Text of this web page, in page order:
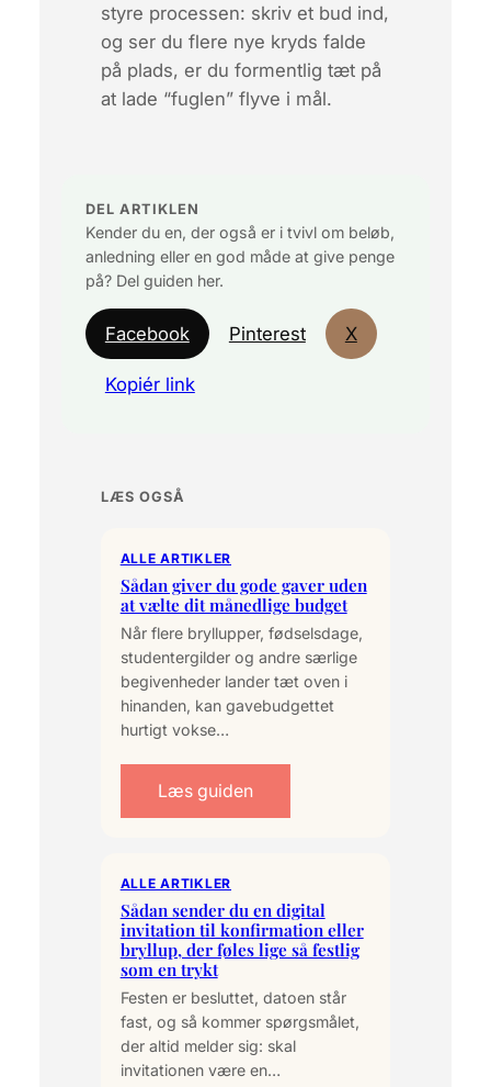
styre processen: skriv et bud ind,
og ser du flere nye kryds falde
på plads, er du formentlig tæt på
at lade “fuglen” flyve i mål.
DEL ARTIKLEN
Kender du en, der også er i tvivl om beløb,
anledning eller en god måde at give penge
på? Del guiden her.
Facebook Pinterest X
Kopiér link
LÆS OGSÅ
ALLE ARTIKLER
Sådan giver du gode gaver uden
at vælte dit månedlige budget
Når flere bryllupper, fødselsdage,
studentergilder og andre særlige
begivenheder lander tæt oven i
hinanden, kan gavebudgettet
hurtigt vokse…
Læs guiden
ALLE ARTIKLER
Sådan sender du en digital
invitation til konfirmation eller
bryllup, der føles lige så festlig
som en trykt
Festen er besluttet, datoen står
fast, og så kommer spørgsmålet,
der altid melder sig: skal
invitationen være en…